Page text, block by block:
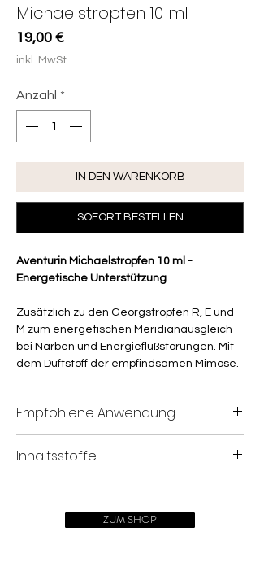
Michaelstropfen 10 ml
19,00 €Preis
inkl. MwSt.
Anzahl *
IN DEN WARENKORB
SOFORT BESTELLEN
Aventurin Michaelstropfen 10 ml -
Energetische Unterstützung
Zusätzlich zu den Georgstropfen R, E und
M zum energetischen Meridianausgleich
bei Narben und Energieflußstörungen. Mit
dem Duftstoff der empfindsamen Mimose.
Empfohlene Anwendung
rechte Ellenbeuge kreisförmig gegen den
Einreibepunkte gewählt werden.
Inhaltsstoffe
ZUM SHOP